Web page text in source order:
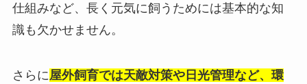
仕組みなど、長く元気に飼うためには基本的な知
識も欠かせません。
さらに屋外飼育では天敵対策や日光管理など、環